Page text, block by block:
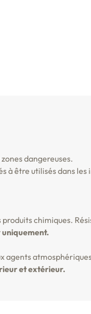
dangereuses.
à être utilisés dans
chimiques.
agents
et extérieur.